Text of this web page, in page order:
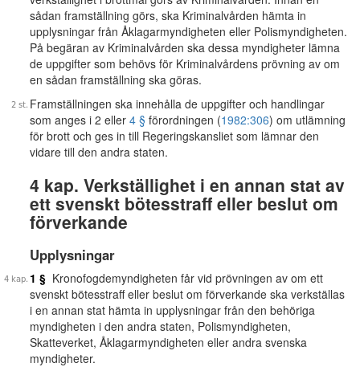
sådan framställning görs, ska Kriminalvården hämta in
upplysningar från Åklagarmyndigheten eller Polismyndigheten.
På begäran av Kriminalvården ska dessa myndigheter lämna
de uppgifter som behövs för Kriminalvårdens prövning av om
en sådan framställning ska göras.
Framställningen ska innehålla de uppgifter och handlingar
som anges i 2 eller 4 § förordningen (1982:306) om utlämning
för brott och ges in till Regeringskansliet som lämnar den
vidare till den andra staten.
4 kap. Verkställighet i en annan stat av
ett svenskt bötesstraff eller beslut om
förverkande
Upplysningar
1 § Kronofogdemyndigheten får vid prövningen av om ett
svenskt bötesstraff eller beslut om förverkande ska verkställas
i en annan stat hämta in upplysningar från den behöriga
myndigheten i den andra staten, Polismyndigheten,
Skatteverket, Åklagarmyndigheten eller andra svenska
myndigheter.